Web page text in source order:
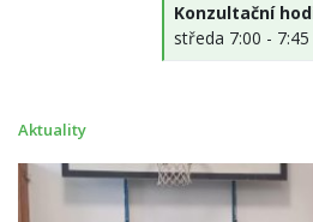
Konzultační
středa 7:00 -
Aktuality